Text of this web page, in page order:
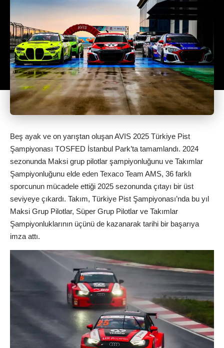
Beş ayak ve on yarıştan oluşan AVIS 2025 Türkiye Pist
Şampiyonası TOSFED İstanbul Park’ta tamamlandı. 2024
sezonunda Maksi grup pilotlar şampiyonluğunu ve Takımlar
Şampiyonluğunu elde eden Texaco Team AMS, 36 farklı
sporcunun mücadele ettiği 2025 sezonunda çıtayı bir üst
seviyeye çıkardı. Takım, Türkiye Pist Şampiyonası’nda bu yıl
Maksi Grup Pilotlar, Süper Grup Pilotlar ve Takımlar
Şampiyonluklarının üçünü de kazanarak tarihi bir başarıya
imza attı.